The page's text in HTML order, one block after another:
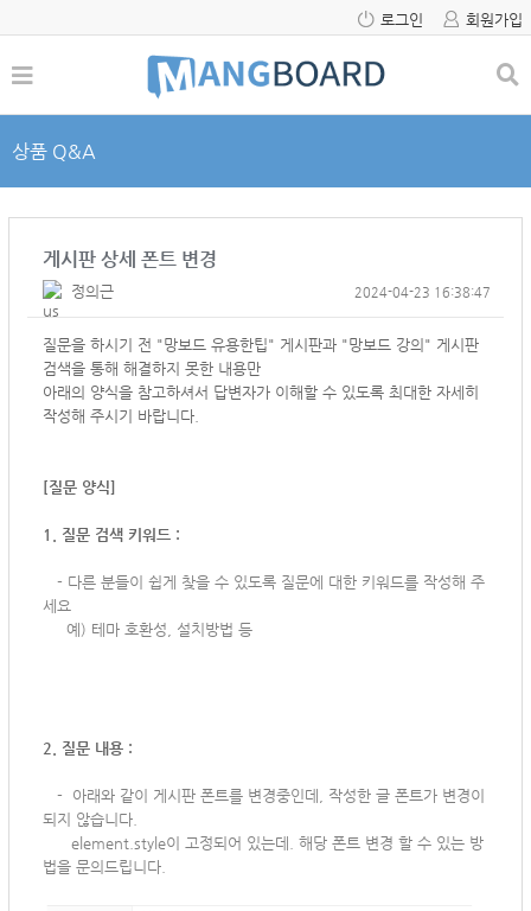
로그인 회원가입
상품 Q&A
게시판 상세 폰트 변경
정의근 2024-04-23 16:38:47
질문을 하시기 전 "망보드 유용한팁" 게시판과 "망보드 강의" 게시판
검색을 통해 해결하지 못한 내용만
아래의 양식을 참고하셔서 답변자가 이해할 수 있도록 최대한 자세히
작성해 주시기 바랍니다.
[질문 양식]
1. 질문 검색 키워드 :
- 다른 분들이 쉽게 찾을 수 있도록 질문에 대한 키워드를 작성해 주
세요
예) 테마 호환성, 설치방법 등
2. 질문 내용 :
- 아래와 같이 게시판 폰트를 변경중인데, 작성한 글 폰트가 변경이
되지 않습니다.
element.style이 고정되어 있는데. 해당 폰트 변경 할 수 있는 방
법을 문의드립니다.